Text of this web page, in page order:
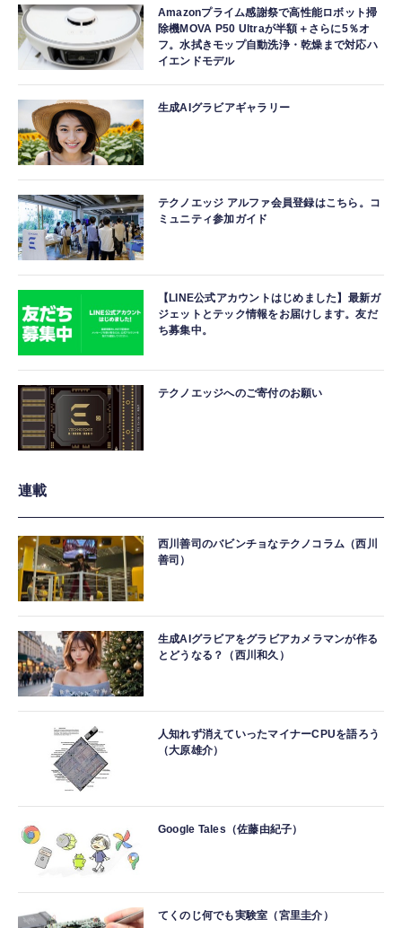
Amazonプライム感謝祭で高性能ロボット掃
除機MOVA P50 Ultraが半額＋さらに5％オ
フ。水拭きモップ自動洗浄・乾燥まで対応ハ
イエンドモデル
生成AIグラビアギャラリー
テクノエッジ アルファ会員登録はこちら。コ
ミュニティ参加ガイド
【LINE公式アカウントはじめました】最新ガ
ジェットとテック情報をお届けします。友だ
ち募集中。
テクノエッジへのご寄付のお願い
連載
西川善司のバビンチョなテクノコラム（西川
善司）
生成AIグラビアをグラビアカメラマンが作る
とどうなる？（西川和久）
人知れず消えていったマイナーCPUを語ろう
（大原雄介）
Google Tales（佐藤由紀子）
てくのじ何でも実験室（宮里圭介）